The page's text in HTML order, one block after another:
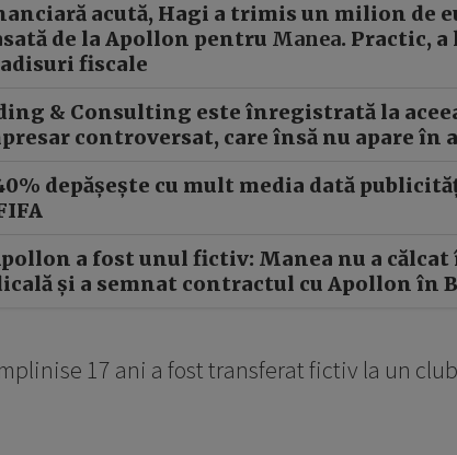
acută, Hagi a trimis un milion de
de la Apollon pentru Manea. Practic, a
fiscale
& Consulting este înregistrată la
controversat, care însă nu apare în
depășește cu mult media dată
a fost unul fictiv: Manea nu a călcat
și a semnat contractul cu Apollon în
17 ani a fost transferat fictiv la un